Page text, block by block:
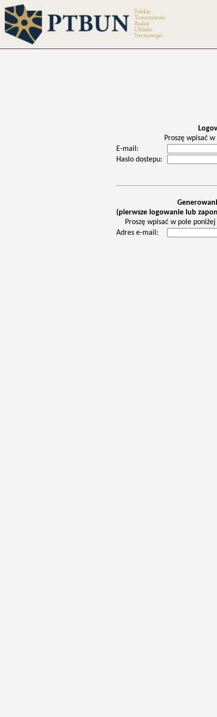
Proszę wpisać
E-mail:
Haslo dostepu:
(pierwsze logowanie lub
Proszę wpisać w pole
Adres e-mail: